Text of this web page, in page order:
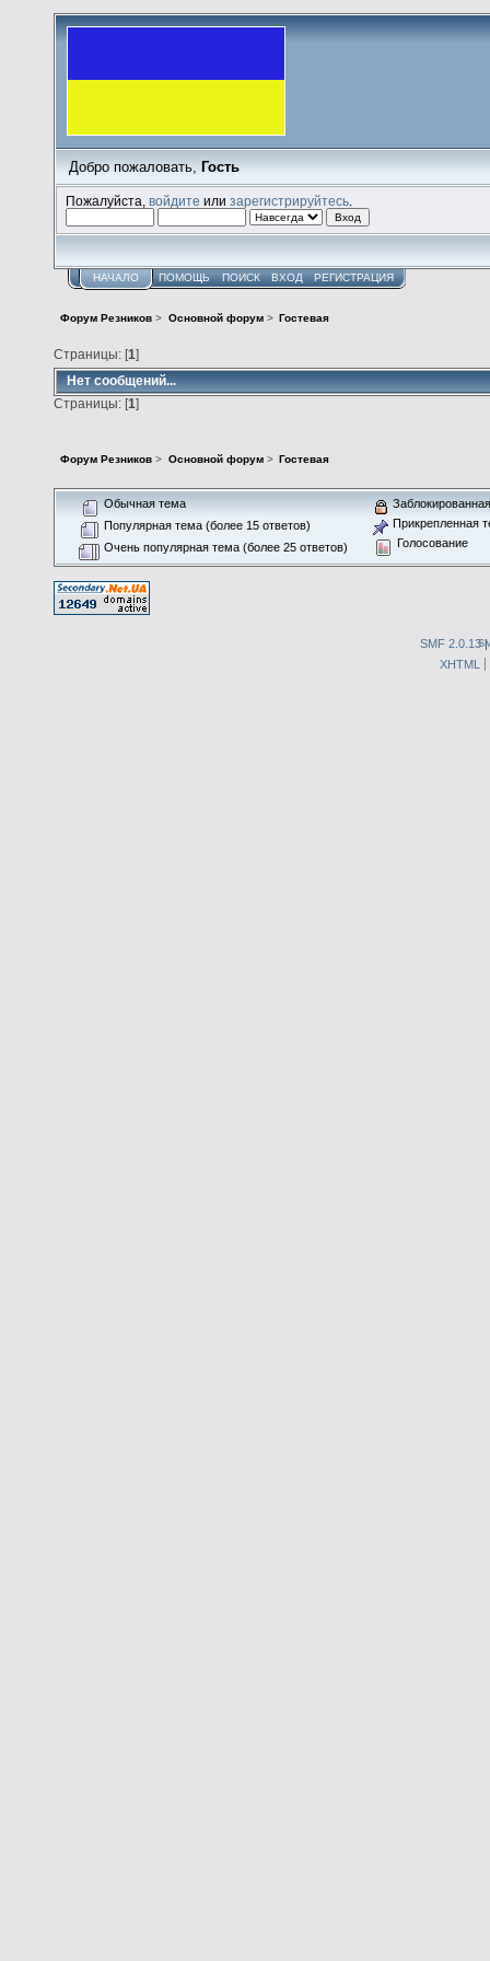
Добро пожаловать, Гость
Пожалуйста,войдите илизарегистрируйтесь
НАЧАЛО ПОМОЩЬ ПОИСК ВХОД РЕГИСТРАЦИЯ
Форум Резников > Основной форум> Гостевая
Страницы: [1]
Нет сообщений...
Страницы: [1]
Форум Резников > Основной форум> Гостевая
Обычная тема
Популярная тема (более 15 ответов)
Очень популярная тема (более 25 ответов)
Прикрепленная
Голосование
SMF 2.0.13|
XHTML